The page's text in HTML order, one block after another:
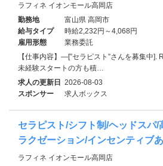
ラフィネ イオンモール高岡店
勤務地
富山県 高岡市
給与タイプ
時給2,232円～4,068円
雇用形態
業務委託
【仕事内容】―[”セラピスト”さんを募集中].
未経験スタートの方も積…
求人の更新日 2026-08-03
スポンサー
求人ボックス
セラピスト/シフト制/ヘッドスパ/
ラクゼーション/インセンティブ
ラフィネ イオンモール高岡店